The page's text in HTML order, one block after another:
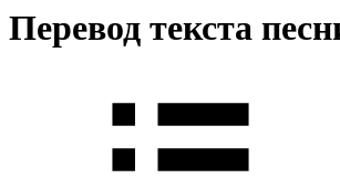
Перевод текста